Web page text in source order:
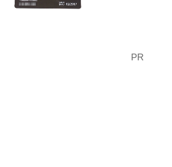
PR